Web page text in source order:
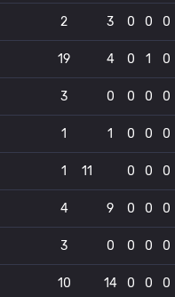
2 3 0 0 0
19 4 0 1 0
3 0 0 0 0
1 1 0 0 0
1 11 0 0 0
4 9 0 0 0
3 0 0 0 0
10 14 0 0 0